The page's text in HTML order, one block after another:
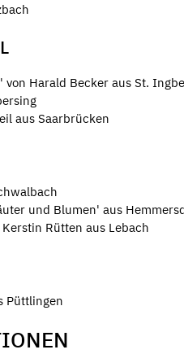
Harald Becker aus St.
aus Saarbrücken
und Blumen' aus
Rütten aus Lebach
Püttlingen